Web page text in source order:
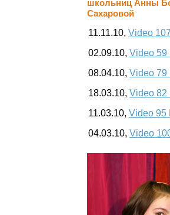
школьниц Анны
Сахаровой
11.11.10, Video
02.09.10, Video 59
08.04.10, Video 79
18.03.10, Video 82
11.03.10, Video 95
04.03.10, Video